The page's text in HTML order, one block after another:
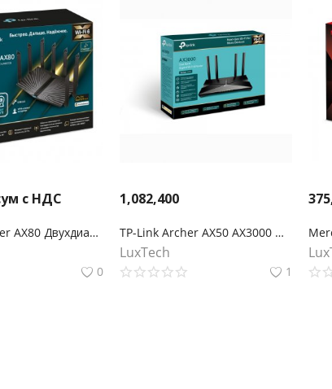
с НДС
TP-Link Archer AX80 Двухдиапазонный роутер Wi‑Fi AX6000 с портом WAN/LAN 2,5 Гбит/с и поддержкой Mesh
0
1,082,400
TP-Link Archer AX50 AX3000 Двухдиапазонный гигабитный Wi‑Fi 6 роутер
LuxTech
1